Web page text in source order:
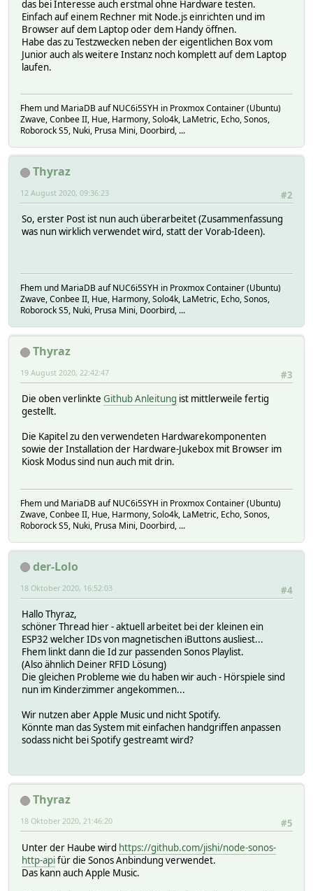
das bei Interesse auch erstmal ohne Hardware testen.
Einfach auf einem Rechner mit Node.js einrichten und im
Browser auf dem Laptop oder dem Handy öffnen.
Habe das zu Testzwecken neben der eigentlichen Box vom
Junior auch als weitere Instanz noch komplett auf dem Laptop
laufen.
Fhem und MariaDB auf NUC6i5SYH in Proxmox Container (Ubuntu)
Zwave, Conbee II, Hue, Harmony, Solo4k, LaMetric, Echo, Sonos,
Roborock S5, Nuki, Prusa Mini, Doorbird, ...
Thyraz
#2
12 August 2020, 09:36:23
So, erster Post ist nun auch überarbeitet (Zusammenfassung
was nun wirklich verwendet wird, statt der Vorab-Ideen).
Fhem und MariaDB auf NUC6i5SYH in Proxmox Container (Ubuntu)
Zwave, Conbee II, Hue, Harmony, Solo4k, LaMetric, Echo, Sonos,
Roborock S5, Nuki, Prusa Mini, Doorbird, ...
Thyraz
#3
19 August 2020, 22:42:47
Die oben verlinkte Github Anleitung ist mittlerweile fertig
gestellt.
Die Kapitel zu den verwendeten Hardwarekomponenten
sowie der Installation der Hardware-Jukebox mit Browser im
Kiosk Modus sind nun auch mit drin.
Fhem und MariaDB auf NUC6i5SYH in Proxmox Container (Ubuntu)
Zwave, Conbee II, Hue, Harmony, Solo4k, LaMetric, Echo, Sonos,
Roborock S5, Nuki, Prusa Mini, Doorbird, ...
der-Lolo
#4
18 Oktober 2020, 16:52:03
Hallo Thyraz,
schöner Thread hier - aktuell arbeitet bei der kleinen ein
ESP32 welcher IDs von magnetischen iButtons ausliest...
Fhem linkt dann die Id zur passenden Sonos Playlist.
(Also ähnlich Deiner RFID Lösung)
Die gleichen Probleme wie du haben wir auch - Hörspiele sind
nun im Kinderzimmer angekommen...
Wir nutzen aber Apple Music und nicht Spotify.
Könnte man das System mit einfachen handgriffen anpassen
sodass nicht bei Spotify gestreamt wird?
Thyraz
#5
18 Oktober 2020, 21:46:20
Unter der Haube wird https://github.com/jishi/node-sonos-
http-apifür die Sonos Anbindung verwendet.
Das kann auch Apple Music.